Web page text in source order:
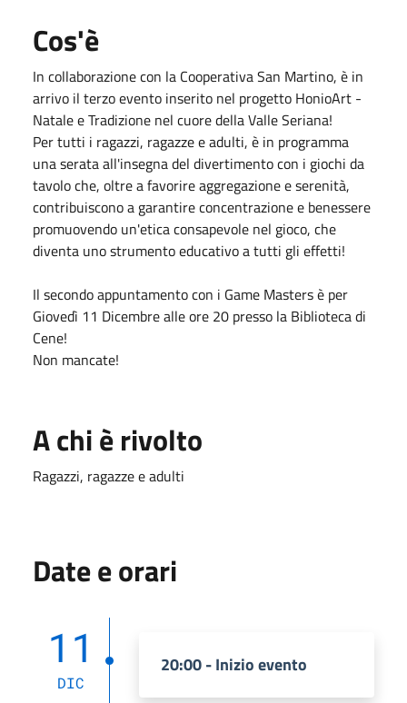
Cos'è
In collaborazione con la Cooperativa San Martino, è in
arrivo il terzo evento inserito nel progetto HonioArt -
Natale e Tradizione nel cuore della Valle Seriana!
Per tutti i ragazzi, ragazze e adulti, è in programma
una serata all'insegna del divertimento con i giochi da
tavolo che, oltre a favorire aggregazione e serenità,
contribuiscono a garantire concentrazione e benessere
promuovendo un'etica consapevole nel gioco, che
diventa uno strumento educativo a tutti gli effetti!
Il secondo appuntamento con i Game Masters è per
Giovedì 11 Dicembre alle ore 20 presso la Biblioteca di
Cene!
Non mancate!
A chi è rivolto
Ragazzi, ragazze e adulti
Date e orari
11
DIC
20:00 - Inizio evento